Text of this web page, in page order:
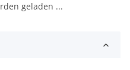
geladen ...